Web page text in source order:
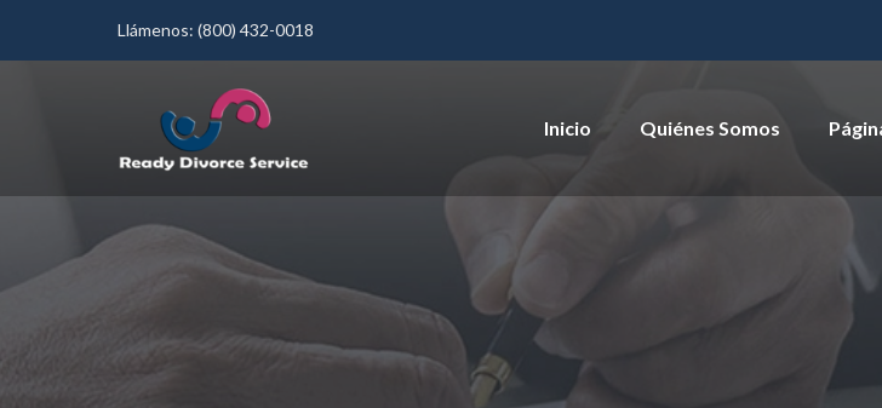
Llámenos: (800) 432-0018
Inicio Quiénes Somos